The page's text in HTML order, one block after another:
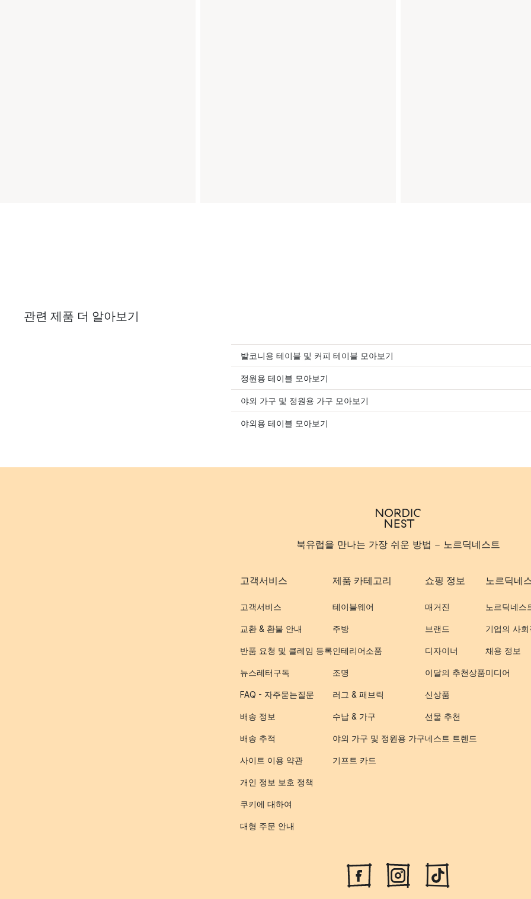
관련 제품 더 알아보기
발코니용 테이블 및 커피 테이블 모아보기
정원용 테이블 모아보기
야외 가구 및 정원용 가구 모아보기
야외용 테이블 모아보기
북유럽을 만나는 가장 쉬운 방법 - 노르딕네스트
고객서비스
고객서비스
교환 & 환불 안내
반품 요청 및 클레임 등록
뉴스레터구독
FAQ - 자주묻는질문
배송 정보
배송 추적
사이트 이용 약관
개인 정보 보호 정책
쿠키에 대하여
대형 주문 안내
제품 카테고리
테이블웨어
주방
인테리어소품
조명
러그 & 패브릭
수납 & 가구
야외 가구 및 정원용 가구
기프트 카드
쇼핑 정보
매거진
브랜드
디자이너
이달의 추천상품
신상품
선물 추천
네스트 트렌드
노르딕네
노르딕네스
기업의 사회
채용 정보
미디어